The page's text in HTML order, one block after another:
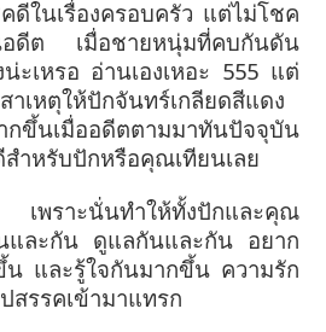
ดีในเรื่องครอบครัว แต่ไม่โชค
นอดีต เมื่อชายหนุ่มที่คบกันดัน
ะเหรอ อ่านเองเหอะ 555 แต่
เหตุให้ปักจันทร์เกลียดสีแดง
กขึ้นเมื่ออดีตตามมาทันปัจจุบัน
สำหรับปักหรือคุณเทียนเลย
เพราะนั่นทำให้ทั้งปักและคุณ
และกัน ดูแลกันและกัน อยาก
น และรู้ใจกันมากขึ้น ความรัก
สรรคเข้ามาแทรก